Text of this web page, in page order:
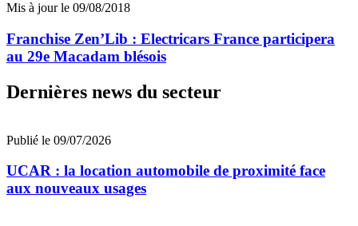
Mis à jour le 09/08/2018
Franchise Zen’Lib : Electricars France participera
au 29e Macadam blésois
Dernières news du secteur
Publié le 09/07/2026
UCAR : la location automobile de proximité face
aux nouveaux usages